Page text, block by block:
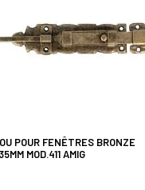
POUR FENÊTRES BRONZE
MOD.411 AMIG